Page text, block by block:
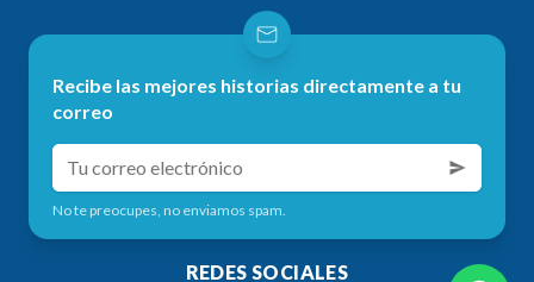
Recibe las mejores historias directamente a tu
correo
No te preocupes, no enviamos spam.
REDES SOCIALES